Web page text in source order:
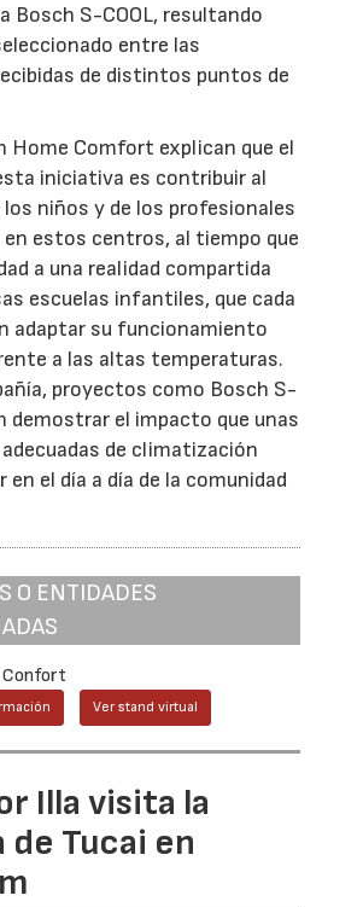
Bosch S-COOL, resultando
entre las
de distintos puntos de
Home Comfort explican que el
iniciativa es contribuir al
niños y de los profesionales
en estos centros, al tiempo que
a una realidad compartida
escuelas infantiles, que cada
adaptar su funcionamiento
a las altas temperaturas.
proyectos como Bosch S-
demostrar el impacto que unas
de climatización
en el día a día de la comunidad
O ENTIDADES
Confort
Ver stand virtual
Illa visita la
Tucai en